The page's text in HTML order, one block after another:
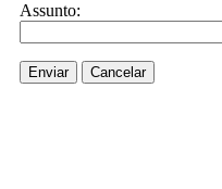
Assunto:
Enviar Cancelar